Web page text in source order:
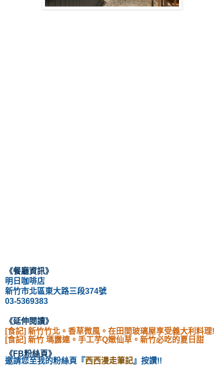
《餐廳資訊》
明日咖啡店
新竹市北區東大路三段374號
03-5369383
《延伸閱讀》
[食記] 新竹竹北。香草微風。在田間玻璃屋享受義大利料理!
[食記] 新竹 瑪露連。手工芋Q嫩仙草。新竹必吃的夏日甜
《FB粉絲頁》
邀請您至我的粉絲頁
『西西漫走筆記』按讚!!